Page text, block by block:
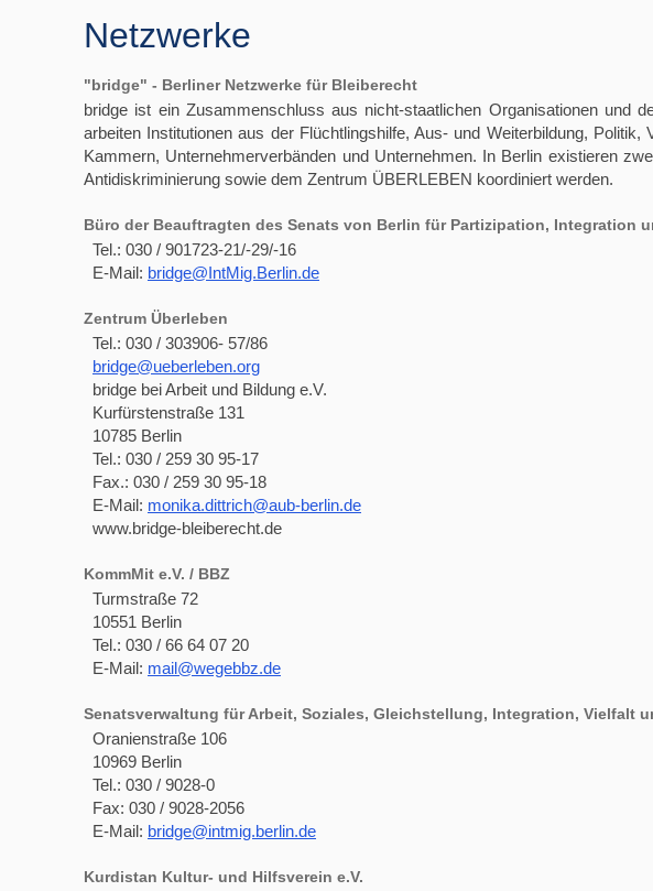
Netzwerke
"bridge" - Berliner Netzwerke für Bleiberecht
bridge ist ein Zusammenschluss aus nicht-staatlichen Organisationen und
arbeiten Institutionen aus der Flüchtlingshilfe, Aus- und Weiterbildung,
Kammern, Unternehmerverbänden und Unternehmen. In Berlin existieren
Antidiskriminierung sowie dem Zentrum ÜBERLEBEN koordiniert werden.
Büro der Beauftragten des Senats von Berlin für Partizipation, Integration
Tel.: 030 / 901723-21/-29/-16
E-Mail: bridge@IntMig.Berlin.de
Zentrum Überleben
Tel.: 030 / 303906- 57/86
bridge@ueberleben.org
bridge bei Arbeit und Bildung e.V.
Kurfürstenstraße 131
10785 Berlin
Tel.: 030 / 259 30 95-17
Fax.: 030 / 259 30 95-18
E-Mail: monika.dittrich@aub-berlin.de
www.bridge-bleiberecht.de
KommMit e.V. / BBZ
Turmstraße 72
10551 Berlin
Tel.: 030 / 66 64 07 20
E-Mail: mail@wegebbz.de
Senatsverwaltung für Arbeit, Soziales, Gleichstellung, Integration, Vielfalt
Oranienstraße 106
10969 Berlin
Tel.: 030 / 9028-0
Fax: 030 / 9028-2056
E-Mail: bridge@intmig.berlin.de
Kurdistan Kultur- und Hilfsverein e.V.